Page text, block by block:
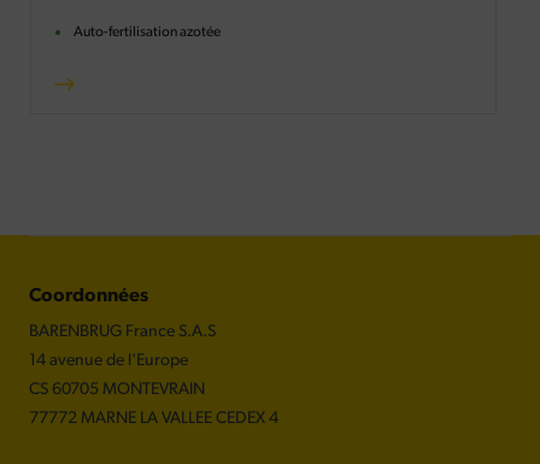
Auto-fertilisation azotée
Coordonnées
BARENBRUG France S.A.S
14 avenue de l'Europe
CS 60705 MONTEVRAIN
77772 MARNE LA VALLEE CEDEX 4